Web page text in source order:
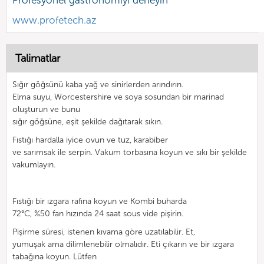
www.profetech.az
Talimatlar
Sığır göğsünü kaba yağ ve sinirlerden arındırın.
Elma suyu, Worcestershire ve soya sosundan bir marinad
oluşturun ve bunu
sığır göğsüne, eşit şekilde dağıtarak sıkın.
Fıstığı hardalla iyice ovun ve tuz, karabiber
ve sarımsak ile serpin. Vakum torbasına koyun ve sıkı bir şekilde
vakumlayın.
Fıstığı bir ızgara rafına koyun ve Kombi buharda
72°C, %50 fan hızında 24 saat sous vide pişirin.
Pişirme süresi, istenen kıvama göre uzatılabilir. Et,
yumuşak ama dilimlenebilir olmalıdır. Eti çıkarın ve bir ızgara
tabağına koyun. Lütfen